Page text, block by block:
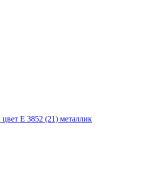
E 3852 (21) металлик